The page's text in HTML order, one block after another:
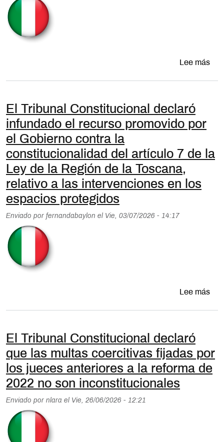
Lee más
El Tribunal Constitucional declaró
infundado el recurso promovido por
el Gobierno contra la
constitucionalidad del artículo 7 de la
Ley de la Región de la Toscana,
relativo a las intervenciones en los
espacios protegidos
Enviado por fernandabaylon el Vie, 03/07/2026 - 14:17
Lee más
El Tribunal Constitucional declaró
que las multas coercitivas fijadas por
los jueces anteriores a la reforma de
2022 no son inconstitucionales
Enviado por nlara el Vie, 26/06/2026 - 12:21